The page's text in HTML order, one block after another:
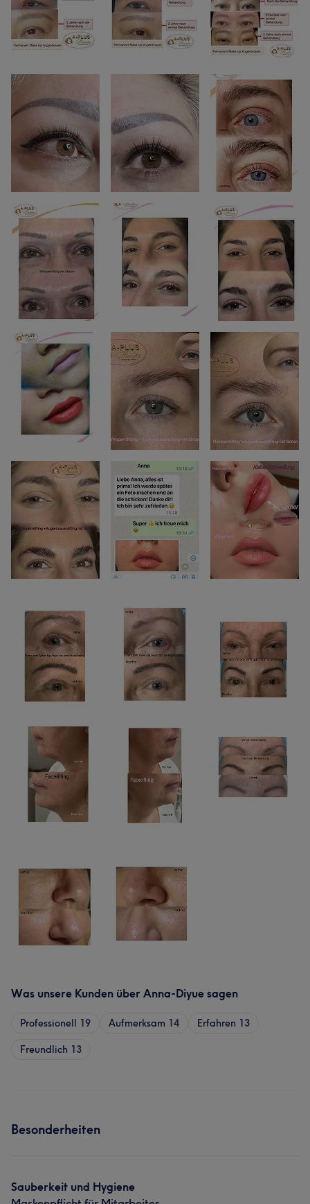
Was unsere Kunden über Anna-Diyue sagen
Professionell 19 Aufmerksam 14 Erfahren 13
Freundlich 13
Besonderheiten
Sauberkeit und Hygiene